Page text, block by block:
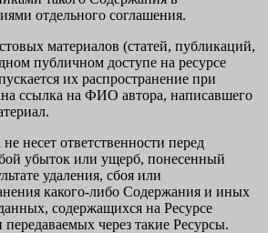
отдельного соглашения.
материалов (статей, публикаций,
публичном доступе на ресурсе
их распространение при
ссылка на ФИО автора, написавшего
несет ответственности перед
убыток или ущерб, понесенный
удаления, сбоя или
какого-либо Содержания и иных
содержащихся на Ресурсе
передаваемых через такие Ресурсы.